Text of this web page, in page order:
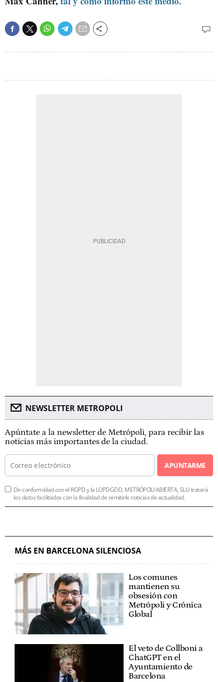
NEWSLETTER METROPOLI
Apúntate a la newsletter de Metrópoli, para recibir las
noticias más importantes de la ciudad.
APUNTARME
De conformidad con el RGPD y la LOPDGDD, METRÓPOLI ABIERTA, SLU tratará
los datos facilitados con la finalidad de remitirle noticias de actualidad.
MÁS EN BARCELONA SILENCIOSA
Los comunes
mantienen su
obsesión con
Metrópoli y Crónica
Global
El veto de Collboni a
ChatGPT en el
Ayuntamiento de
Barcelona